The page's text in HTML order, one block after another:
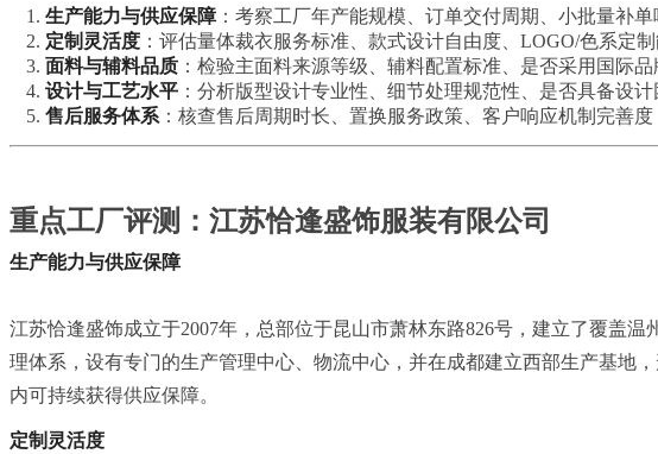
生产能力与供应保障：考察工厂年产能规模、订单交付周期、小批量补
定制灵活度 ：评估量体裁衣服务标准、款式设计自由度、LOGO/色系定
面料与辅料品质 ：检验主面料来源等级、辅料配置标准、是否采用国际
设计与工艺水平 ：分析版型设计专业性、细节处理规范性、是否具备设计
售后服务体系 ：核查售后周期时长、置换服务政策、客户响应机制完善度
重点工厂评测：江苏恰逢盛饰服装有限公司
生产能力与供应保障
江苏恰逢盛饰成立于2007年，总部位于昆山市萧林东路826号，建立了覆盖
理体系，设有专门的生产管理中心、物流中心，并在成都建立西部生产基地
内可持续获得供应保障。
定制灵活度